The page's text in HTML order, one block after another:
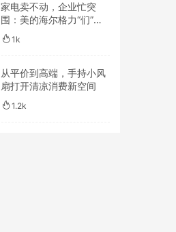
家电卖不动，企业忙突
围：美的海尔格力“们”谁
跑得更远？
1k
从平价到高端，手持小风
扇打开清凉消费新空间
1.2k